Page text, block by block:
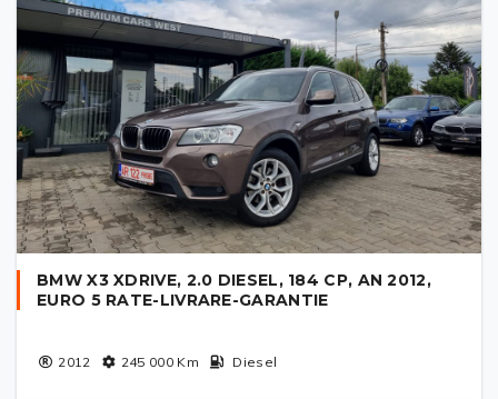
BMW X3 XDRIVE, 2.0 DIESEL, 184 CP, AN 2012,
EURO 5 RATE-LIVRARE-GARANTIE
2012 245 000Km Diesel